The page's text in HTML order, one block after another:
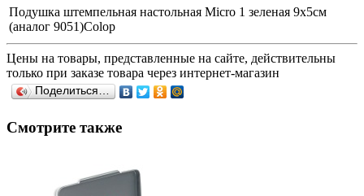
Подушка штемпельная настольная Micro 1 зеленая 9х5см
(аналог 9051)Colop
Цены на товары, представленные на сайте, действительны
только при заказе товара через интернет-магазин
Поделиться…
Смотрите также